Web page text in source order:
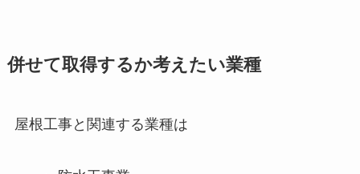
併せて取得するか考えたい業種
屋根工事と関連する業種は